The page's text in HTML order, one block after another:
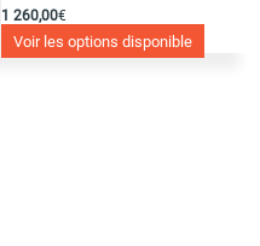
1 260,00€
Voir les options disponible